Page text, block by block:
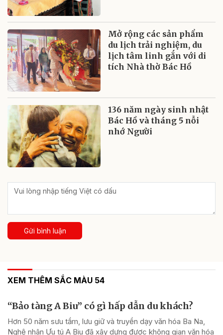
Mở rộng các sản phẩm
du lịch trải nghiệm, du
lịch tâm linh gắn với di
tích Nhà thờ Bác Hồ
136 năm ngày sinh nhật
Bác Hồ và tháng 5 nỗi
nhớ Người
Gửi bình luận
XEM THÊM SẮC MÀU 54
“Bảo tàng A Biu” có gì hấp dẫn du khách?
Hơn 50 năm sưu tầm, lưu giữ và truyền dạy văn hóa Ba Na,
Nghệ nhân Ưu tú A Biu đã xây dựng được không gian văn hóa